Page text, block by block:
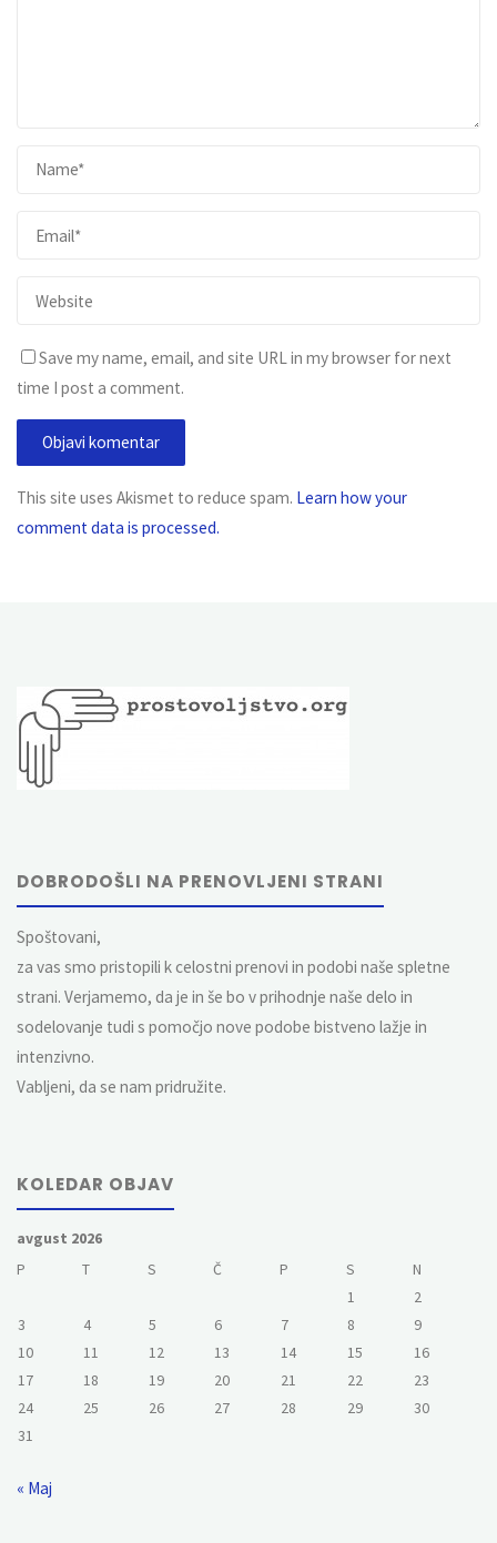
Save my name, email, and site URL in my browser for next
time I post a comment.
This site uses Akismet to reduce spam. Learn how your
comment data is processed.
DOBRODOŠLI NA PRENOVLJENI STRANI
Spoštovani,
za vas smo pristopili k celostni prenovi in podobi naše spletne
strani. Verjamemo, da je in še bo v prihodnje naše delo in
sodelovanje tudi s pomočjo nove podobe bistveno lažje in
intenzivno.
Vabljeni, da se nam pridružite.
KOLEDAR OBJAV
avgust 2026
P
T S Č P S
N
1
2
3
4 5 6 7 8
9
10
11 12 13 14 15
16
17
18 19 20 21 22
23
24
25 26 27 28 29
30
31
« Maj